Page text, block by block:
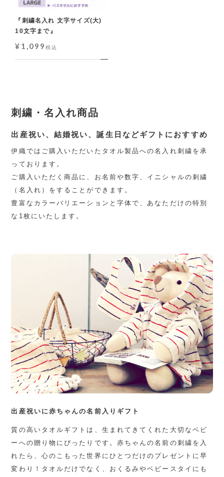
『刺繍名入れ 文字サイズ(大)
10文字まで』
¥ 1,099税込
刺繍・名入れ商品
出産祝い、結婚祝い、誕生日などギフトにおすすめ
伊織ではご購入いただいたタオル製品への名入れ刺繍を承
っております。
ご購入いただく商品に、お名前や数字、イニシャルの刺繍
（名入れ）をすることができます。
豊富なカラーバリエーションと字体で、あなただけの特別
な1枚にいたします。
出産祝いに赤ちゃんの名前入りギフト
質の高いタオルギフトは、生まれてきてくれた大切なベビ
ーへの贈り物にぴったりです。赤ちゃんの名前の刺繍を入
れたら、心のこもった世界にひとつだけのプレゼントに早
変わり！タオルだけでなく、おくるみやベビースタイにも